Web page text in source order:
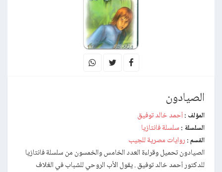
الصيادون
المؤلف : أحمد خالد توفيق
السلسلة : سلسلة فانتازيا
القسم : روايات مصرية للجيب
الصيادون تحميل وقراءة العدد الخامس والخمسون من سلسلة فانتازيا
للدكتور أحمد خالد توفيق . يقول الأب الروحي للشباب في الغلاف